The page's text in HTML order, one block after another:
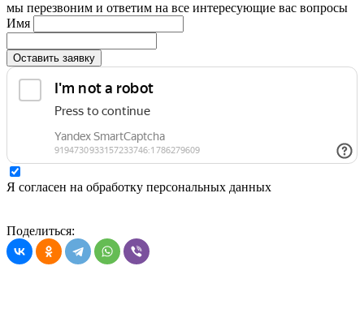
мы перезвоним и ответим на все интересующие вас вопросы
Имя
Оставить заявку
Я согласен на обработку персональных данных
Поделиться: